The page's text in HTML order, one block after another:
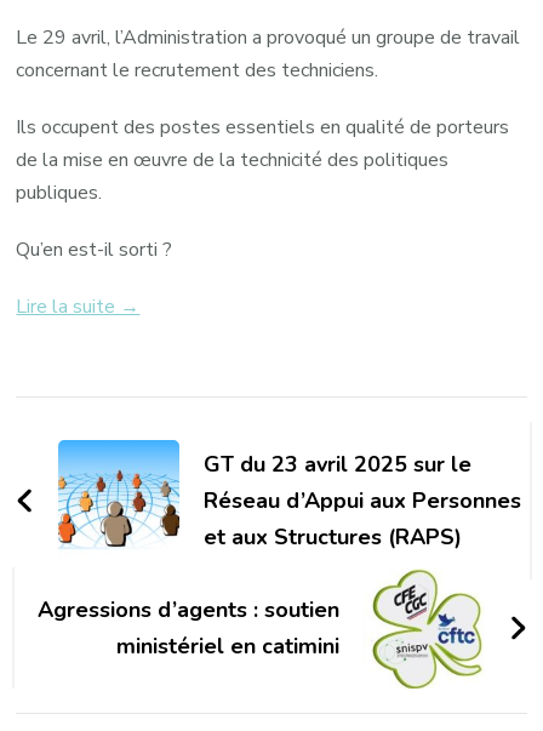
Le 29 avril, l’Administration a provoqué un groupe de travail
concernant le recrutement des techniciens.
Ils occupent des postes essentiels en qualité de porteurs
de la mise en œuvre de la technicité des politiques
publiques.
Qu’en est-il sorti ?
Lire la suite →
d'article
GT du 23 avril 2025 sur le
Réseau d’Appui aux Personnes
et aux Structures (RAPS)
Agressions d’agents : soutien
ministériel en catimini